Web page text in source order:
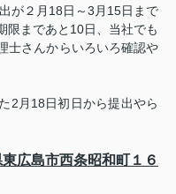
が２月18日～3月15日まで
限まであと10日、当社でも
士さんからいろいろ確認や
2月18日初日から提出やら
広島市西条昭和町１６